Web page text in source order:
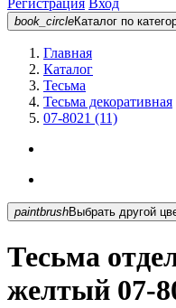
book_circleКаталог по
Главная
Каталог
Тесьма
Тесьма декоративная
07-8021 (11)
paintbrush Выбрать
Тесьма
желтый 07-